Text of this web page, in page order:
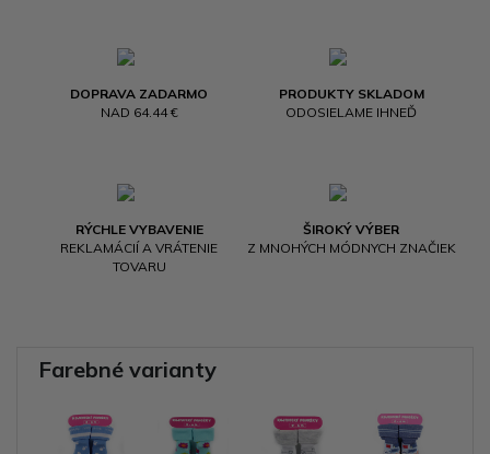
DOPRAVA ZADARMO
NAD 64.44 €
PRODUKTY SKLADOM
ODOSIELAME IHNEĎ
RÝCHLE VYBAVENIE
REKLAMÁCIÍ A VRÁTENIE
TOVARU
ŠIROKÝ VÝBER
Z MNOHÝCH MÓDNYCH ZNAČIEK
Farebné varianty